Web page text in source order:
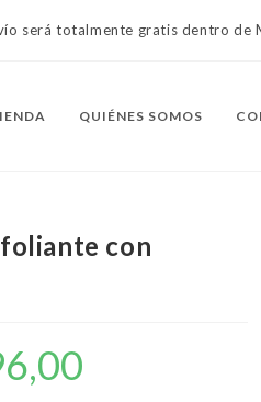
será totalmente gratis dentro de
QUIÉNES SOMOS
con